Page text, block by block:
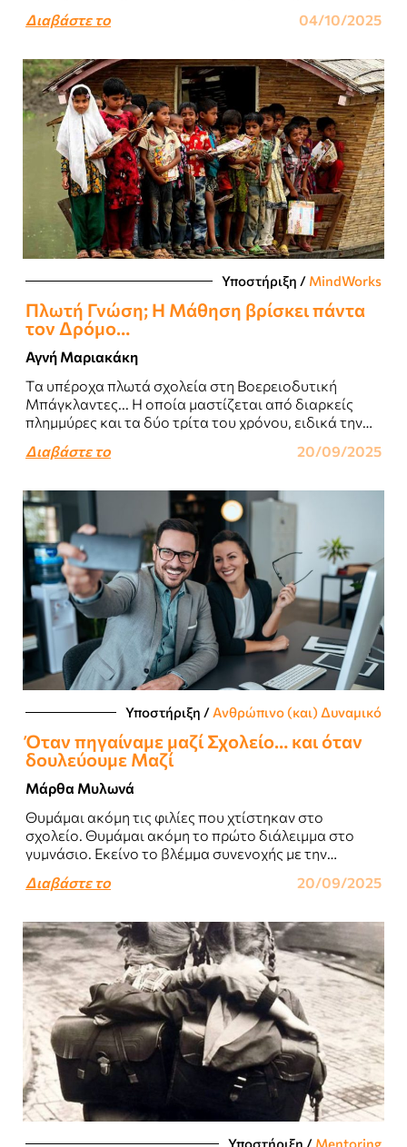
συνεργάτες..
Διαβάστε το 04/10/2025
Υποστήριξη / MindWorks
Πλωτή Γνώση; Η Μάθηση βρίσκει πάντα
τον Δρόμο…
Αγνή Μαριακάκη
Tα υπέροχα πλωτά σχολεία στη Βοερειοδυτική
Μπάγκλαντες... Η οποία μαστίζεται από διαρκείς
πλημμύρες και τα δύο τρίτα του χρόνου, ειδικά την
Διαβάστε το 20/09/2025
Υποστήριξη / Ανθρώπινο (και) Δυναμικό
Όταν πηγαίναμε μαζί Σχολείο… και όταν
δουλεύουμε Μαζί
Μάρθα Μυλωνά
Θυμάμαι ακόμη τις φιλίες που χτίστηκαν στο
σχολείο. Θυμάμαι ακόμη το πρώτο διάλειμμα στο
γυμνάσιο. Εκείνο το βλέμμα συνενοχής με την
Διαβάστε το 20/09/2025
Υποστήριξη / Mentoring